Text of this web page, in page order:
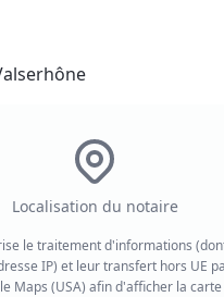
Localisation du notaire
le traitement d'informations
IP) et leur transfert hors UE
Maps (USA) afin d'afficher la carte